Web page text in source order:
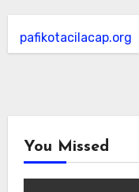
pafikotacilacap.org
You Missed